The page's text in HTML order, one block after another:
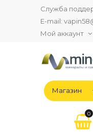
Служба
E-mail:
Мой аккаунт
0